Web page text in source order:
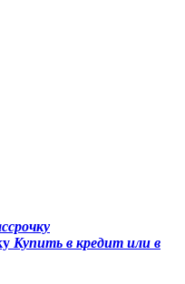
Купить в кредит или в